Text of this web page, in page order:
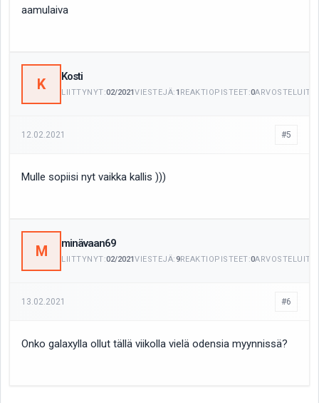
aamulaiva
K Kosti
LIITTYNYT:02/2021VIESTEJÄ:1 REAKTIOPISTEET:0ARVOSTELUITA:
12.02.2021 #5
Mulle sopiisi nyt vaikka kallis )))
M minävaan69
LIITTYNYT:02/2021VIESTEJÄ:9REAKTIOPISTEET:0ARVOSTELUITA:
13.02.2021 #6
Onko galaxylla ollut tällä viikolla vielä odensia myynnissä?